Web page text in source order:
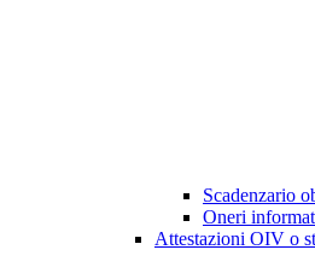
Scadenzario
Oneri
Attestazioni OIV o